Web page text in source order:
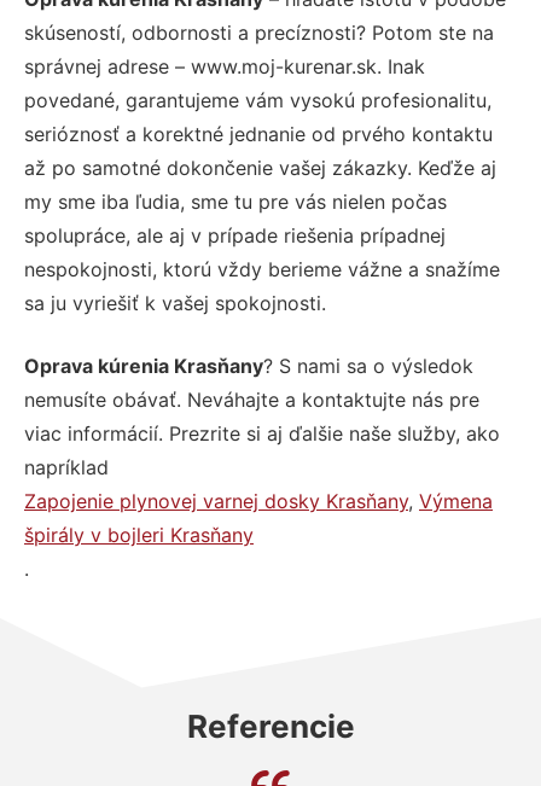
skúseností, odbornosti a precíznosti? Potom ste na
správnej adrese – www.moj-kurenar.sk. Inak
povedané, garantujeme vám vysokú profesionalitu,
serióznosť a korektné jednanie od prvého kontaktu
až po samotné dokončenie vašej zákazky. Keďže aj
my sme iba ľudia, sme tu pre vás nielen počas
spolupráce, ale aj v prípade riešenia prípadnej
nespokojnosti, ktorú vždy berieme vážne a snažíme
sa ju vyriešiť k vašej spokojnosti.
Oprava kúrenia Krasňany? S nami sa o výsledok
nemusíte obávať. Neváhajte a kontaktujte nás pre
viac informácií. Prezrite si aj ďalšie naše služby, ako
napríklad
Zapojenie plynovej varnej dosky Krasňany, Výmena
špirály v bojleri Krasňany
.
Referencie